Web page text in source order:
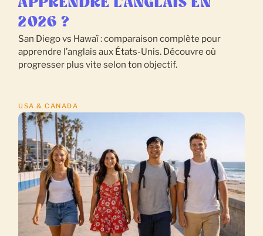
APPRENDRE L’ANGLAIS EN
2026 ?
San Diego vs Hawaï : comparaison complète pour
apprendre l’anglais aux États-Unis. Découvre où
progresser plus vite selon ton objectif.
USA & CANADA